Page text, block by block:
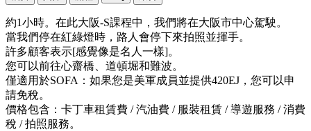
約1小時。在此大阪-S課程中，我們將在大阪市中心駕駛。
當我們停在紅綠燈時，路人會停下來拍照並揮手。
許多顧客表示[感覺像是名人一樣]。
您可以前往心齋橋、道頓堀和難波。
僅適用於SOFA：如果您是美軍成員並提供420EJ，您可以申
請免稅。
價格包含：卡丁車租賃費 / 汽油費 / 服裝租賃 / 導遊服務 / 消費
稅 / 拍照服務。